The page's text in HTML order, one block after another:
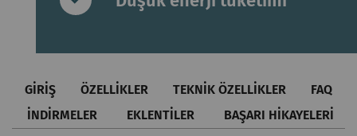
GIRIŞ ÖZELLIKLER TEKNIK ÖZELLIKLER
FAQ
İNDİRMELER
EKLENTILER BAŞARI HIKAYELERI